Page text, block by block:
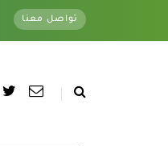
تواصل معنا